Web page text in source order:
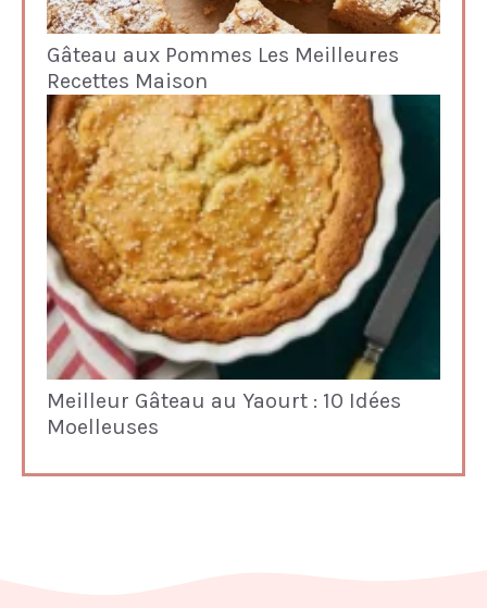
Gâteau aux Pommes Les Meilleures
Recettes Maison
Meilleur Gâteau au Yaourt : 10 Idées
Moelleuses